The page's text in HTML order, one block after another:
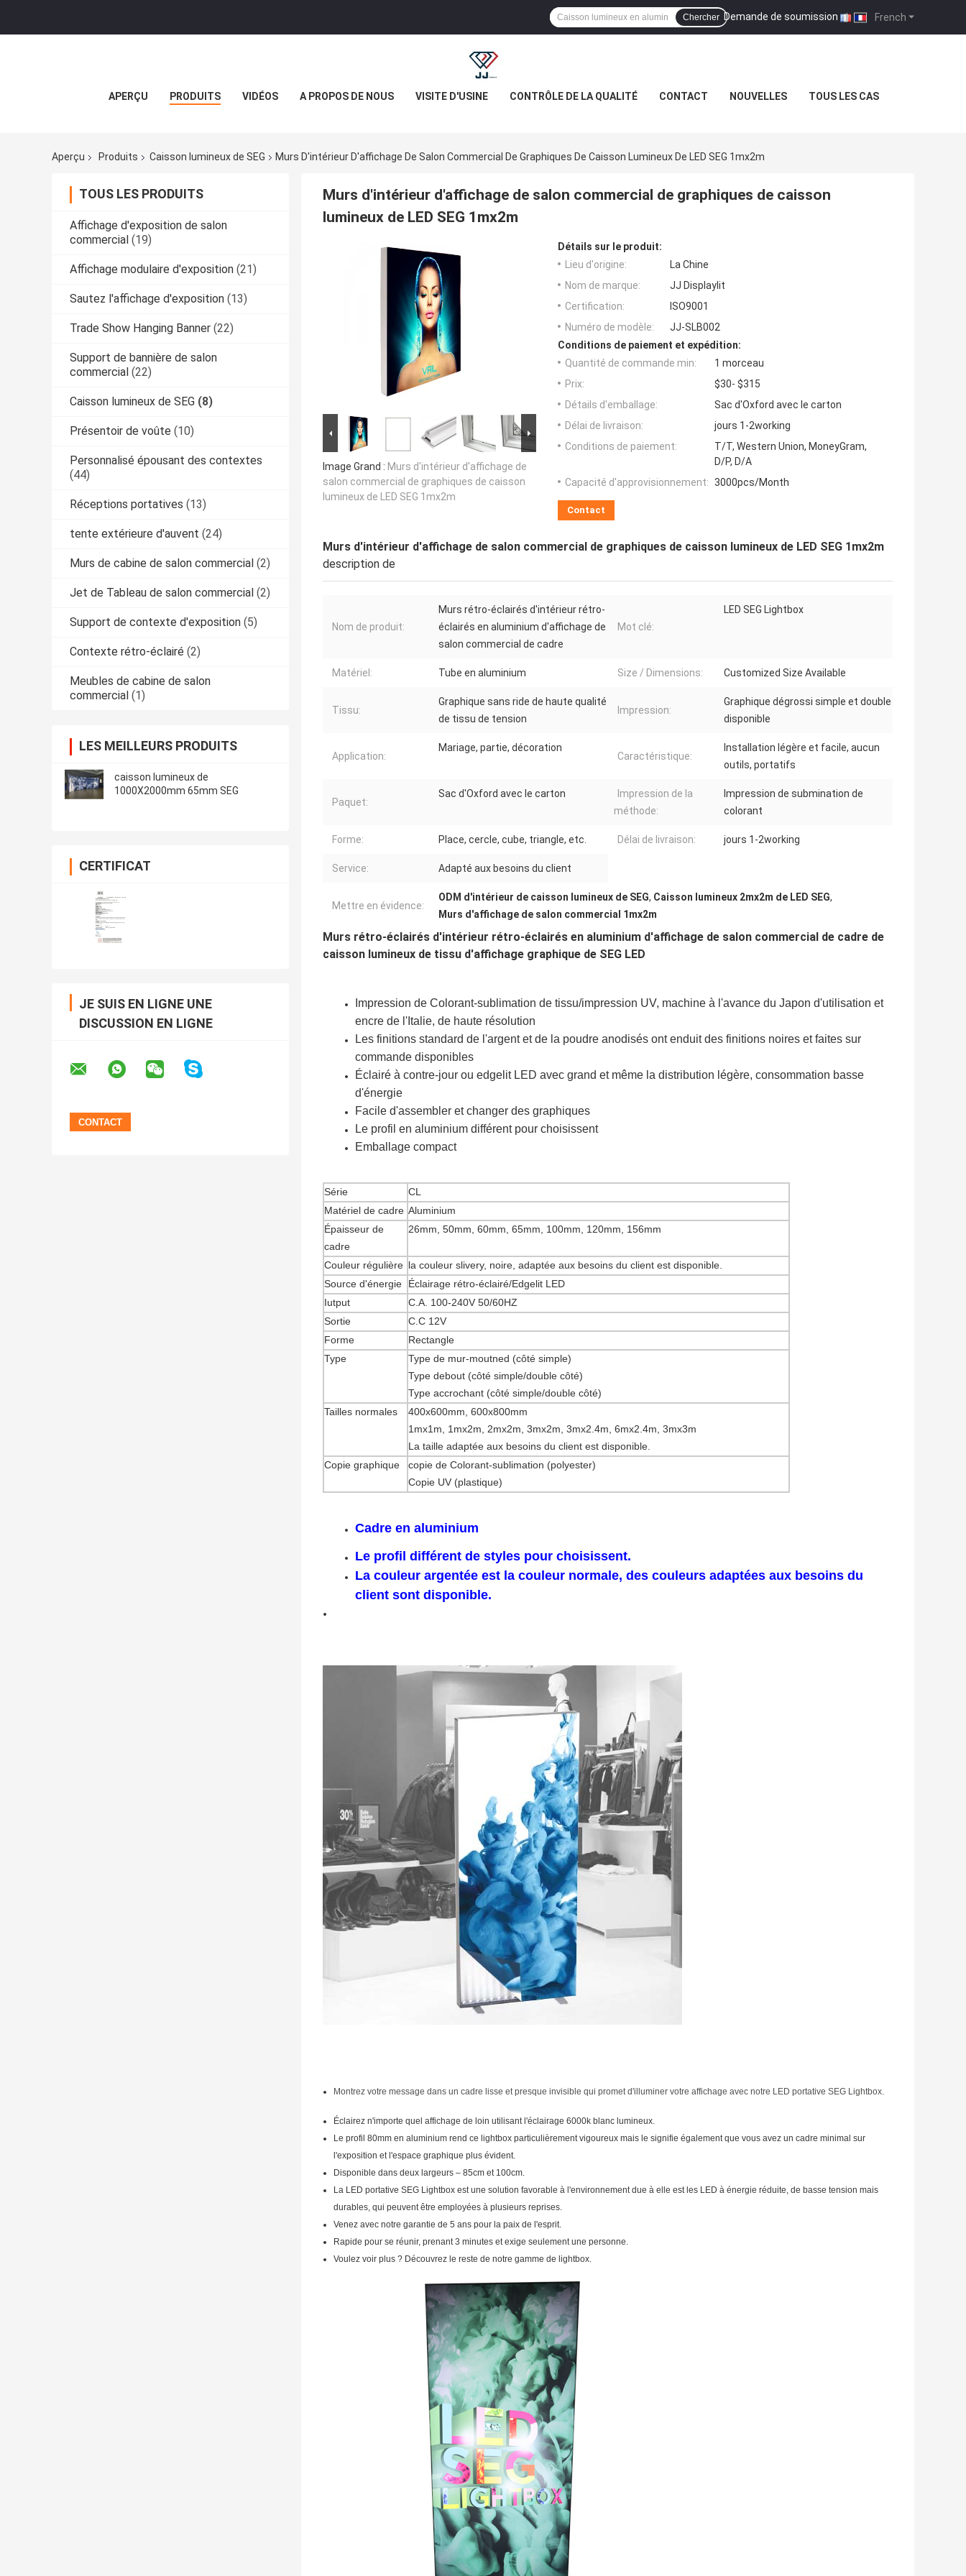
French
Demande de soumission |
Chercher
APERÇU PRODUITS VIDÉOS A PROPOS DE NOUS VISITE D'USINE CONTRÔLE DE LA QUALITÉ CONTACT NOUVELLES TOUS LES CAS
Aperçu Produits Caisson lumineux de SEG Murs D'intérieur D'affichage De Salon Commercial De Graphiques De Caisson Lumineux De LED SEG 1mx2m
TOUS LES PRODUITS
Affichage d'exposition de salon
commercial (19)
Affichage modulaire d'exposition (21)
Sautez l'affichage d'exposition (13)
Trade Show Hanging Banner (22)
Support de bannière de salon
commercial (22)
Caisson lumineux de SEG (8)
Présentoir de voûte (10)
Personnalisé épousant des contextes
(44)
Réceptions portatives (13)
tente extérieure d'auvent (24)
Murs de cabine de salon commercial (2)
Jet de Tableau de salon commercial (2)
Support de contexte d'exposition (5)
Contexte rétro-éclairé (2)
Meubles de cabine de salon
commercial (1)
LES MEILLEURS PRODUITS
caisson lumineux de
1000X2000mm 65mm SEG
CERTIFICAT
JE SUIS EN LIGNE UNE
DISCUSSION EN LIGNE
Murs d'intérieur d'affichage de salon commercial de graphiques de caisson
lumineux de LED SEG 1mx2m
Image Grand : Murs d'intérieur d'affichage de
salon commercial de graphiques de caisson
lumineux de LED SEG 1mx2m
Détails sur le produit:
Lieu d'origine:
La Chine
Nom de marque:
JJ Displaylit
Certification:
ISO9001
Numéro de modèle:
JJ-SLB002
Conditions de paiement et expédition:
Quantité de commande min:
1 morceau
Prix:
$30- $315
Détails d'emballage:
Sac d'Oxford avec le carton
Délai de livraison:
jours 1-2working
Conditions de paiement:
T/T, Western Union, MoneyGram,
D/P, D/A
Capacité d'approvisionnement: 3000pcs/Month
Contact
Murs d'intérieur d'affichage de salon commercial de graphiques de caisson lumineux de LED SEG 1mx2m
description de
Nom de produit:
Murs rétro-éclairés d'intérieur rétro-
éclairés en aluminium d'affichage de
salon commercial de cadre
Mot clé:
LED SEG Lightbox
Matériel: Tube en aluminium Size / Dimensions: Customized Size Available
Tissu:
Graphique sans ride de haute qualité
de tissu de tension
Impression:
Graphique dégrossi simple et double
disponible
Application:
Mariage, partie, décoration
Caractéristique:
Installation légère et facile, aucun
outils, portatifs
Paquet:
Sac d'Oxford avec le carton
Impression de la
méthode:
Impression de submination de
colorant
Forme: Place, cercle, cube, triangle, etc. Délai de livraison: jours 1-2working
Service: Adapté aux besoins du client
Mettre en évidence:
ODM d'intérieur de caisson lumineux de SEG, Caisson lumineux 2mx2m de LED SEG,
Murs d'affichage de salon commercial 1mx2m
Murs rétro-éclairés d'intérieur rétro-éclairés en aluminium d'affichage de salon commercial de cadre de
caisson lumineux de tissu d'affichage graphique de SEG LED
Impression de Colorant-sublimation de tissu/impression UV, machine à l'avance du Japon d'utilisation et
encre de l'Italie, de haute résolution
Les finitions standard de l'argent et de la poudre anodisés ont enduit des finitions noires et faites sur
commande disponibles
Éclairé à contre-jour ou edgelit LED avec grand et même la distribution légère, consommation basse
d'énergie
Facile d'assembler et changer des graphiques
Le profil en aluminium différent pour choisissent
Emballage compact
Série
CL
Matériel de cadre Aluminium
Épaisseur de
cadre
26mm, 50mm, 60mm, 65mm, 100mm, 120mm, 156mm
Couleur régulière la couleur slivery, noire, adaptée aux besoins du client est disponible.
Source d'énergie
Éclairage rétro-éclairé/Edgelit LED
Iutput
C.A. 100-240V 50/60HZ
Sortie
C.C 12V
Forme
Rectangle
Type
Type de mur-moutned (côté simple)
Type debout (côté simple/double côté)
Type accrochant (côté simple/double côté)
Tailles normales
400x600mm, 600x800mm
1mx1m, 1mx2m, 2mx2m, 3mx2m, 3mx2.4m, 6mx2.4m, 3mx3m
La taille adaptée aux besoins du client est disponible.
Copie graphique
copie de Colorant-sublimation (polyester)
Copie UV (plastique)
Cadre en aluminium
Le profil différent de styles pour choisissent.
La couleur argentée est la couleur normale, des couleurs adaptées aux besoins du
client sont disponible.
Montrez votre message dans un cadre lisse et presque invisible qui promet d'illuminer votre affichage avec notre LED portative SEG Lightbox.
Éclairez n'importe quel affichage de loin utilisant l'éclairage 6000k blanc lumineux.
Le profil 80mm en aluminium rend ce lightbox particulièrement vigoureux mais le signifie également que vous avez un cadre minimal sur
l'exposition et l'espace graphique plus évident.
Disponible dans deux largeurs – 85cm et 100cm.
La LED portative SEG Lightbox est une solution favorable à l'environnement due à elle est les LED à énergie réduite, de basse tension mais
durables, qui peuvent être employées à plusieurs reprises.
Venez avec notre garantie de 5 ans pour la paix de l'esprit.
Rapide pour se réunir, prenant 3 minutes et exige seulement une personne.
Voulez voir plus ? Découvrez le reste de notre gamme de lightbox.